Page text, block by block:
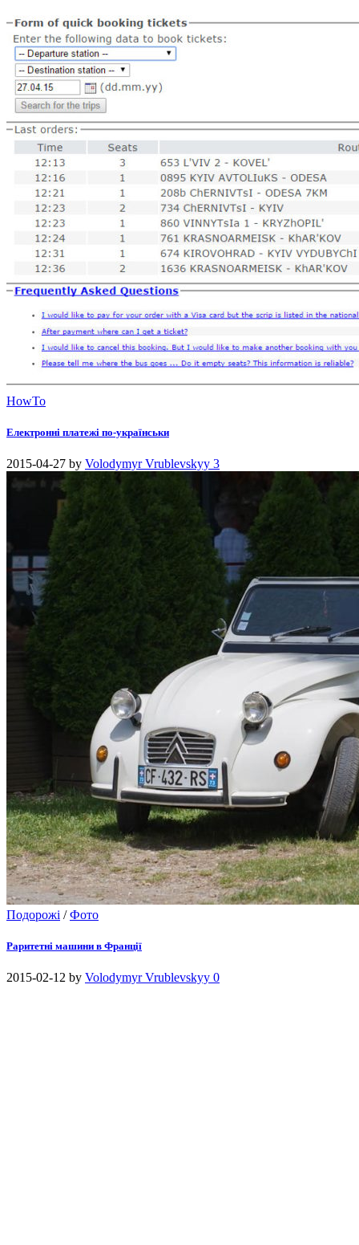
HowTo
Електронні платежі по-українськи
2015-04-27 by Volodymyr Vrublevskyy 3
Подорожі /Фото
Раритетні машини в Франції
2015-02-12 by Volodymyr Vrublevskyy 0